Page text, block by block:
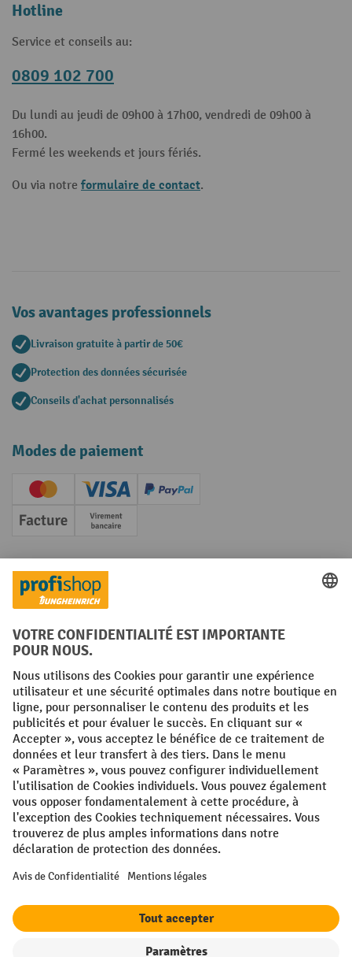
Hotline
Service et conseils au:
0809 102 700
Du lundi au jeudi de 09h00 à 17h00, vendredi de 09h00 à
16h00.
Fermé les weekends et jours fériés.
Ou via notre formulaire de contact.
Vos avantages professionnels
Livraison gratuite à partir de 50€
Protection des données sécurisée
Conseils d'achat personnalisés
Modes de paiement
Creditcard (Master)Creditcard (Visa)
PayPal
Facture Paiement anticipé
Réseaux sociaux
Facebook
YouTube
LinkedInInstagram
Conditions générales Mentions légales
Protection des Données Politique de cookies
All prices excl. VAT plusshipping costsand possible delivery charges,
if not stated otherwise.
¹ La remise est valable jusqu'à épuisement des stocks. La remise ne
s'applique pas aux prix spéciaux. Il n'est pas possible de le combiner
avec d'autres réductions en pourcentage ou bons de réduction. | ² Une
réduction unique est offerte lors de la première inscription à la
toute commande d'un montant net minimum de 250 €. Le pourcentage
jusqu'à 10 %. Les transpalettes électriques, les gerbeurs électriques,
les chariots élévateurs électriques et l'outillage sont exclus de cette